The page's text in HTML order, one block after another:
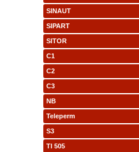
SINAUT
SIPART
SITOR
C1
C2
C3
NB
Teleperm
S3
TI 505